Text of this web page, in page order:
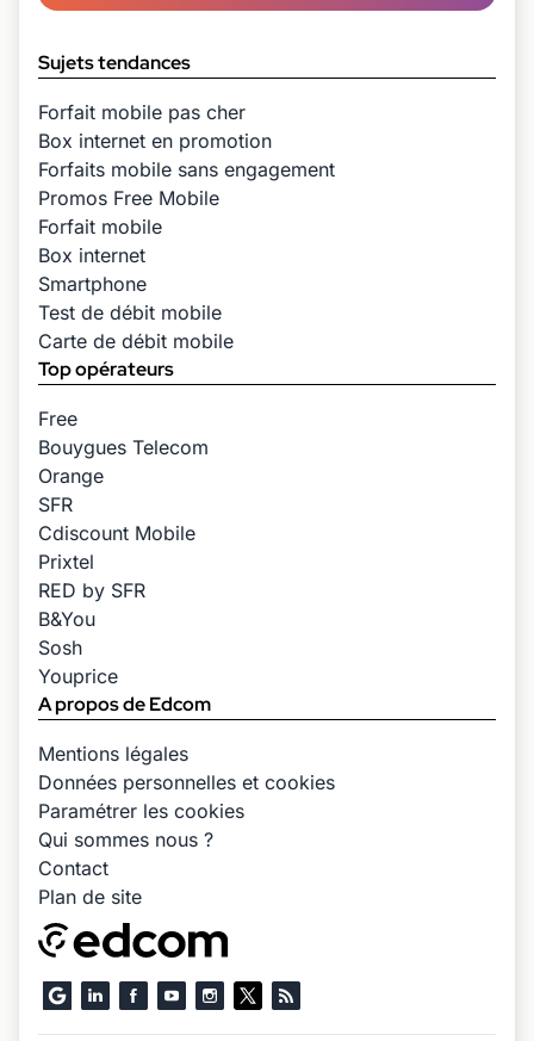
Sujets tendances
Forfait mobile pas cher
Box internet en promotion
Forfaits mobile sans engagement
Promos Free Mobile
Forfait mobile
Box internet
Smartphone
Test de débit mobile
Carte de débit mobile
Top opérateurs
Free
Bouygues Telecom
Orange
SFR
Cdiscount Mobile
Prixtel
RED by SFR
B&You
Sosh
Youprice
A propos de Edcom
Mentions légales
Données personnelles et cookies
Paramétrer les cookies
Qui sommes nous ?
Contact
Plan de site